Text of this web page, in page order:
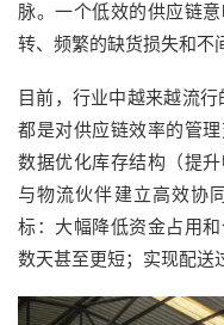
脉。一个低效的供应链
转、频繁的缺货损失和不
目前，行业中越来越流行
都是对供应链效率的管
数据优化库存结构（提
与物流伙伴建立高效协
标：大幅降低资金占用
数天甚至更短；实现配送